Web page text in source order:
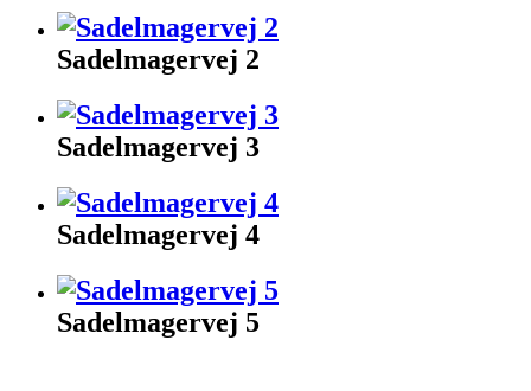
Sadelmagervej 2
Sadelmagervej 3
Sadelmagervej 4
Sadelmagervej 5